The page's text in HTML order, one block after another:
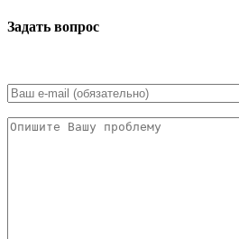
Задать вопрос